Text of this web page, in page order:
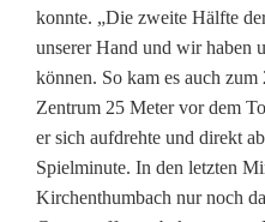
konnte. „Die zweite Hälfte
unserer Hand und wir haben
können. So kam es auch zum
Zentrum 25 Meter vor dem
er sich aufdrehte und direkt
Spielminute. In den letzten
Kirchenthumbach nur noch